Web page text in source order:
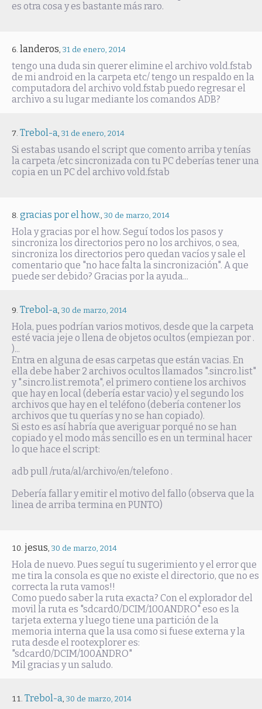
es otra cosa y es bastante más raro.
landeros, 31 de enero, 2014
tengo una duda sin querer elimine el archivo vold.fstab
de mi android en la carpeta etc/ tengo un respaldo en la
computadora del archivo vold.fstab puedo regresar el
archivo a su lugar mediante los comandos ADB?
Trebol-a, 31 de enero, 2014
Si estabas usando el script que comento arriba y tenías
la carpeta /etc sincronizada con tu PC deberías tener una
copia en un PC del archivo vold.fstab
gracias por el how., 30 de marzo, 2014
Hola y gracias por el how. Seguí todos los pasos y
sincroniza los directorios pero no los archivos, o sea,
sincroniza los directorios pero quedan vacíos y sale el
comentario que "no hace falta la sincronización". A que
puede ser debido? Gracias por la ayuda...
Trebol-a, 30 de marzo, 2014
Hola, pues podrían varios motivos, desde que la carpeta
esté vacia jeje o llena de objetos ocultos (empiezan por .
)...
Entra en alguna de esas carpetas que están vacias. En
ella debe haber 2 archivos ocultos llamados ".sincro.list"
y ".sincro.list.remota", el primero contiene los archivos
que hay en local (debería estar vacio) y el segundo los
archivos que hay en el teléfono (debería contener los
archivos que tu querías y no se han copiado).
Si esto es así habría que averiguar porqué no se han
copiado y el modo más sencillo es en un terminal hacer
lo que hace el script:
adb pull /ruta/al/archivo/en/telefono .
Debería fallar y emitir el motivo del fallo (observa que la
linea de arriba termina en PUNTO)
jesus, 30 de marzo, 2014
Hola de nuevo. Pues seguí tu sugerimiento y el error que
me tira la consola es que no existe el directorio, que no es
correcta la ruta vamos!!
Como puedo saber la ruta exacta? Con el explorador del
movil la ruta es "sdcard0/DCIM/100ANDRO" eso es la
tarjeta externa y luego tiene una partición de la
memoria interna que la usa como si fuese externa y la
ruta desde el rootexplorer es:
"sdcard0/DCIM/100ANDRO"
Mil gracias y un saludo.
Trebol-a, 30 de marzo, 2014